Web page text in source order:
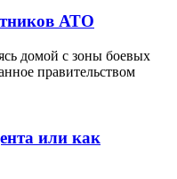
АТО
домой с зоны боевых
правительством
или как